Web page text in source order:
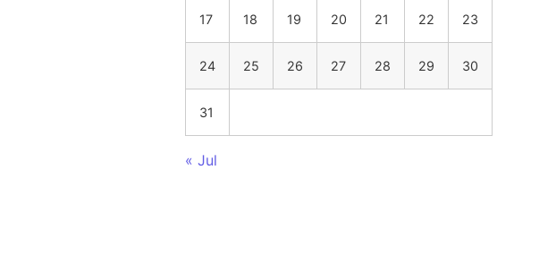
17 18 19 20 21 22 23
24 25 26 27 28 29 30
31
« Jul